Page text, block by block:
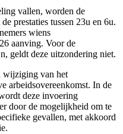
vallen, worden de
prestaties tussen 23u en 6u.
wiens
aanving. Voor de
geldt deze uitzondering niet.
wijziging van het
arbeidsovereenkomst. In de
deze invoering
door de mogelijkheid om te
gevallen, met akkoord